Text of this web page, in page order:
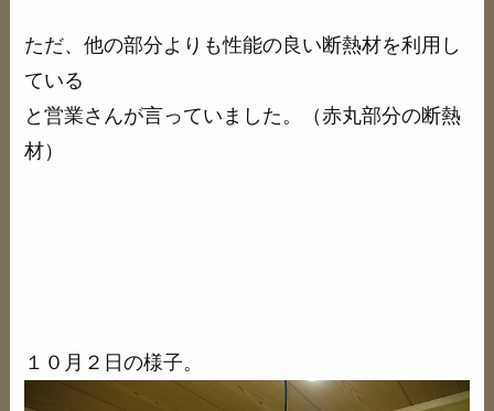
ただ、他の部分よりも性能の良い断熱材を利用し
ている
と営業さんが言っていました。（赤丸部分の断熱
材）
１０月２日の様子。